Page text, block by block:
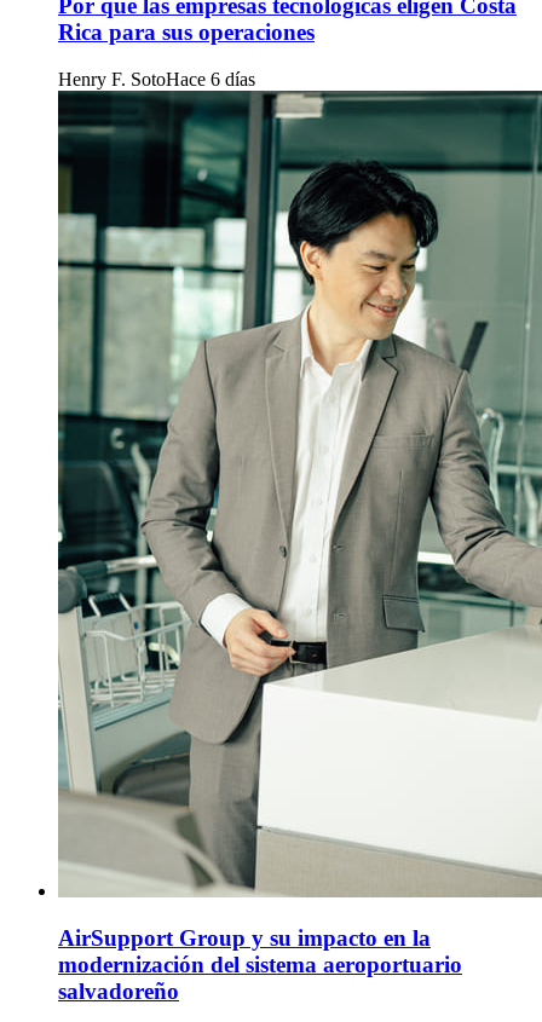
Por qué las empresas tecnológicas eligen Costa
Rica para sus operaciones
Henry F. SotoHace 6 días
AirSupport Group y su impacto en la
modernización del sistema aeroportuario
salvadoreño